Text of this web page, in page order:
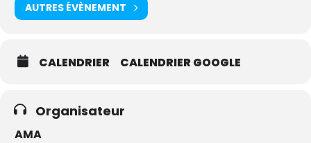
AUTRES ÉVÈNEMENT
CALENDRIER CALENDRIER GOOGLE
Organisateur
AMA